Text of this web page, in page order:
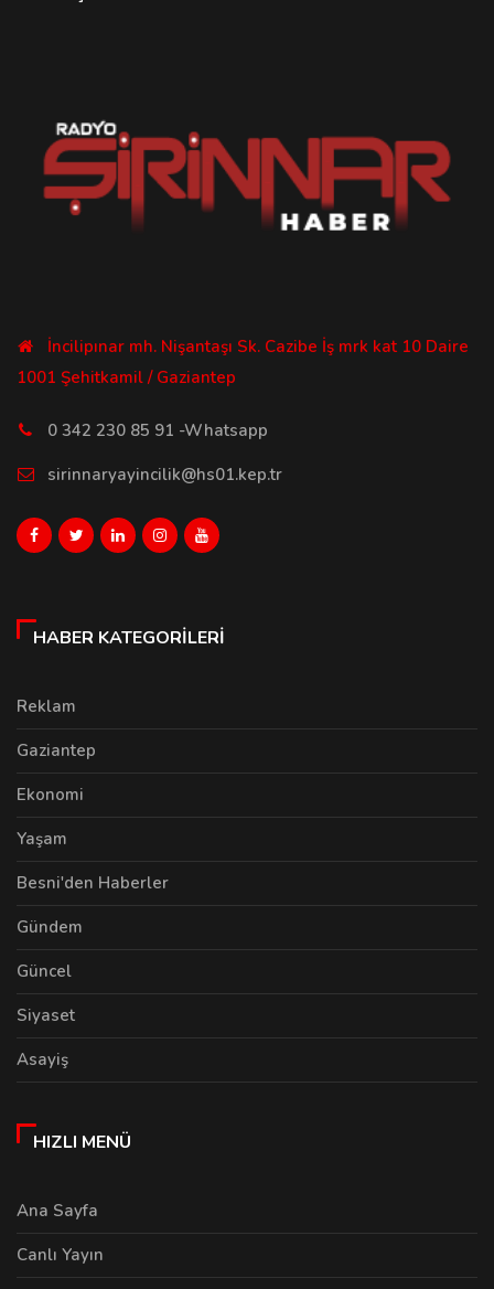
İncilipınar mh. Nişantaşı Sk. Cazibe İş mrk kat 10 Daire
1001 Şehitkamil / Gaziantep
0 342 230 85 91 -Whatsapp
sirinnaryayincilik@hs01.kep.tr
HABER KATEGORILERI
Reklam
Gaziantep
Ekonomi
Yaşam
Besni'den Haberler
Gündem
Güncel
Siyaset
Asayiş
HIZLI MENÜ
Ana Sayfa
Canlı Yayın